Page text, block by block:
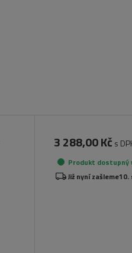
3 288,00 Kč s
Produkt dostupný
Již nyní zašleme10.